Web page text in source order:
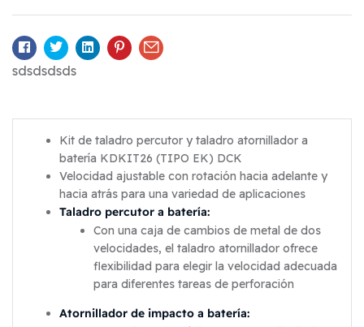
Facebook
TwitterLinkedinPinterestEmail
sdsdsdsds
Kit de taladro percutor y taladro atornillador a
batería KDKIT26 (TIPO EK) DCK
Velocidad ajustable con rotación hacia adelante y
hacia atrás para una variedad de aplicaciones
Taladro percutor a batería:
Con una caja de cambios de metal de dos
velocidades, el taladro atornillador ofrece
flexibilidad para elegir la velocidad adecuada
para diferentes tareas de perforación
Atornillador de impacto a batería: